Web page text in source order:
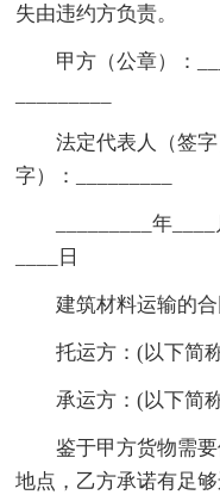
失由违约方负责。
甲方（公章）：
法定代表人（签
字）：_________
_________年
____日
建筑材料运输的
托运方：(以下简
承运方：(以下简
鉴于甲方货物需
地点，乙方承诺有足